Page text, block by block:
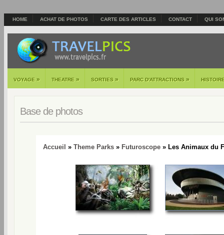
HOME ACHAT DE PHOTOS CARTE DES ARTICLES CONTACT QUI
VOYAGE » THEATRE » SORTIES » PARC D'ATTRACTIONS »
Base de photos
Accueil » Theme Parks » Futuroscope » Les Animaux du